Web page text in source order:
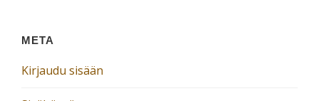
META
Kirjaudu sisään